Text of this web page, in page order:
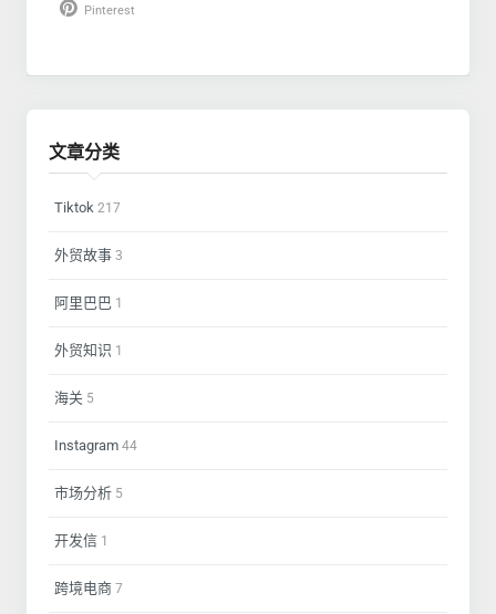
Pinterest
文章分类
Tiktok 217
外贸故事 3
阿里巴巴 1
外贸知识 1
海关 5
Instagram 44
市场分析 5
开发信 1
跨境电商 7